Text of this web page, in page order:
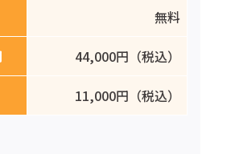
無料
44,000円（税込）
11,000円（税込）